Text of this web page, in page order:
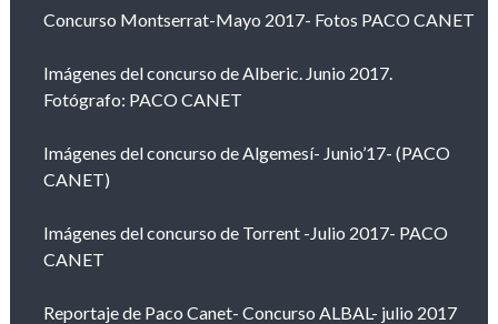
Concurso Montserrat-Mayo 2017- Fotos PACO CANET
Imágenes del concurso de Alberic. Junio 2017.
Fotógrafo: PACO CANET
Imágenes del concurso de Algemesí- Junio’17- (PACO
CANET)
Imágenes del concurso de Torrent -Julio 2017- PACO
CANET
Reportaje de Paco Canet- Concurso ALBAL- julio 2017